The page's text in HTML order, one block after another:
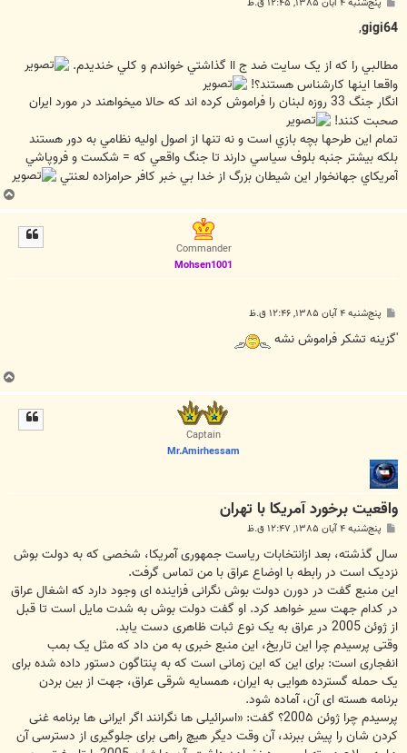
ت
gigi64
,
مطالبي را که از يک سايت ضد ج اا گذاشتي خواندم و کلي خنديدم.
واقعا اينها کارشناس هستند؟!
انگار جنگ 33 روزه لبنان را فراموش کرده اند که حالا ميخواهند در مورد ايران
صحبت کنند!
تمام اين طرحها بچه بازي است و نه تنها از اصول اوليه نظامي به دور هستند
بلکه بيشتر جنبه بلوف سياسي دارند تا جنگ واقعي که = شکست و فروپاشي
آمريکاي جهانخوار اين شيطان بزرگ از خدا بي خبر کافر حرامزاده لعنتي
ب
ا
Commander
Mohsen1001
پ
ت
پنج‌شنبه ۴ آبان ۱۳۸۵, ۱۲:۴۶ ق.ظ
'گزينه تشکر فراموش نشه
ب
ا
Captain
Mr.Amirhessam
واقعیت برخورد آمریکا با تهران
پ
ت
پنج‌شنبه ۴ آبان ۱۳۸۵, ۱۲:۴۷ ق.ظ
سال گذشته، بعد ازانتخابات رياست جمهوری آمريکا، شخصی که به دولت بوش
نزديک است در رابطه با اوضاع عراق با من تماس گرفت.
اين منبع گفت در دورن دولت بوش نگرانی فزاينده ای وجود دارد که اشغال عراق
در کدام جهت سير خواهد کرد. او گفت دولت بوش به شدت مايل است تا قبل
از ژوئن 2005 در عراق به يک نوع ثبات ظاهری دست يابد.
وقتی پرسيدم چرا اين تاريخ، اين منبع خبری به من داد که مثل يک بمب
انفجاری است: برای اين که اين زمانی است که به پنتاگون دستور داده شده برای
يک حمله گسترده هوايی به ايران، همسايه شرقی عراق، جهت از بين بردن
برنامه هسته ای آن، آماده شود.
پرسيدم چرا ژوئن 200۵؟ گفت: «اسرائيلی ها نگرانند اگر ايرانی ها برنامه غنی
کردن شان را پيش ببرند، آن وقت ديگر هيچ راهی برای جلوگيری از دسترسی آن